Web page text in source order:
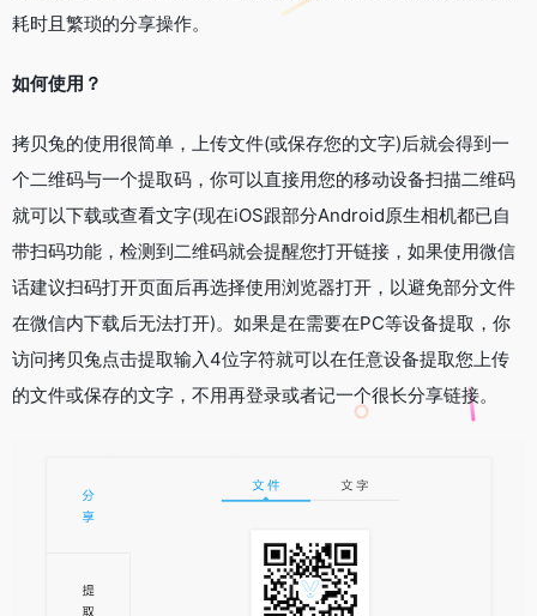
耗时且繁琐的分享操作。
如何使用？
拷贝兔的使用很简单，上传文件(或保存您的文字)后就会得到一
个二维码与一个提取码，你可以直接用您的移动设备扫描二维码
就可以下载或查看文字(现在iOS跟部分Android原生相机都已自
带扫码功能，检测到二维码就会提醒您打开链接，如果使用微信
话建议扫码打开页面后再选择使用浏览器打开，以避免部分文件
在微信内下载后无法打开)。如果是在需要在PC等设备提取，你
访问拷贝兔点击提取输入4位字符就可以在任意设备提取您上传
的文件或保存的文字，不用再登录或者记一个很长分享链接。